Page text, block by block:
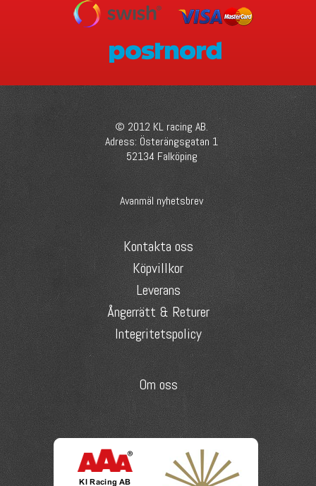
© 2012 KL racing AB.
Adress: Österängsgatan 1
52134 Falköping
Avanmäl nyhetsbrev
Kontakta oss
Köpvillkor
Leverans
Ångerrätt & Returer
Integritetspolicy
Om oss